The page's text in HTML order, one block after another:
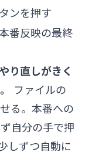
ンを押す
番反映の最終
やり直しがきく
ファイルの
る。本番への
自分の手で押
しずつ自動に